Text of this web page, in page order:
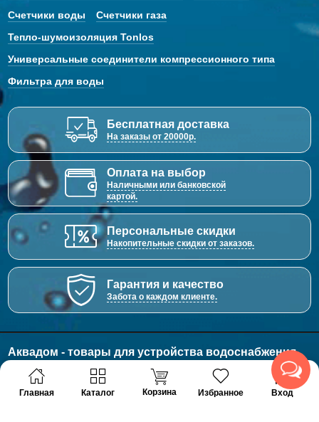
Главная Каталог Корзина Избранное Вход
Счетчики воды
Счетчики газа
Тепло-шумоизоляция Tonlos
Универсальные соединители компрессионного типа
Фильтра для воды
Бесплатная доставка
На заказы от 20000р.
Оплата на выбор
Наличными или банковской
картой.
Персональные скидки
Накопительные скидки от заказов.
Гарантия и качество
Забота о каждом клиенте.
Аквадом - товары для устройства водоснабжения,
отопления и канализации.
© 2011 - 2026 Все права защищены